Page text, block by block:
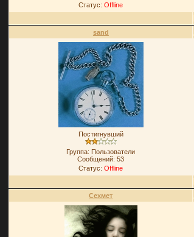
Статус:Offline
sand
Постигнувший
Группа: Пользователи
Сообщений:53
Статус:Offline
Сехмет